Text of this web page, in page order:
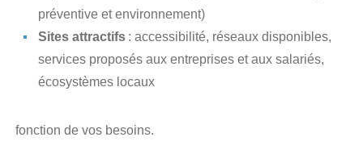
préventive et environnement)
Sites attractifs : accessibilité, réseaux disponibles,
services proposés aux entreprises et aux salariés,
écosystèmes locaux
fonction de vos besoins.